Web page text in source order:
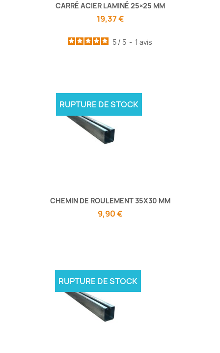
CARRÉ ACIER LAMINÉ 25×25 MM
19,37 €
5 / 5 - 1 avis
CHEMIN DE ROULEMENT 35X30 MM
9,90 €
RUPTURE DE STOCK
RUPTURE DE STOCK